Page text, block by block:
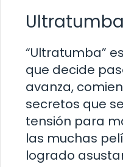
“Ultratumba”
que decide
avanza,
secretos que
tensión para
las muchas
logrado